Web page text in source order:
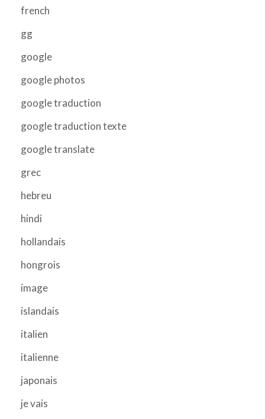
french
gg
google
google photos
google traduction
google traduction texte
google translate
grec
hebreu
hindi
hollandais
hongrois
image
islandais
italien
italienne
japonais
je vais